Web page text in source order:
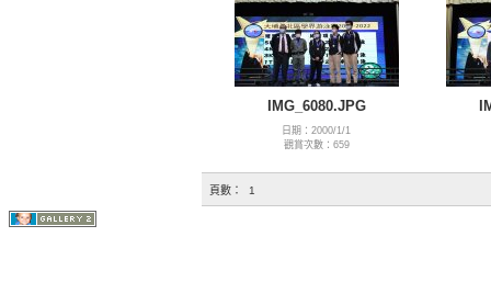
IMG_6080.JPG
日期：2000/1/1
觀賞次數：659
頁數： 1